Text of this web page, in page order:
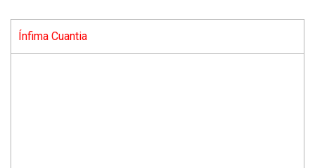
Ínfima Cuantia